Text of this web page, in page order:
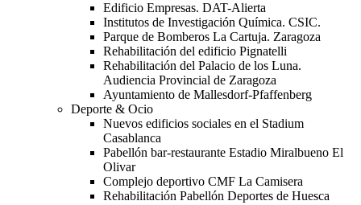
Edificio Empresas. DAT-Alierta
Institutos de Investigación Química. CSIC.
Parque de Bomberos La Cartuja. Zaragoza
Rehabilitación del edificio Pignatelli
Rehabilitación del Palacio de los Luna.
Audiencia Provincial de Zaragoza
Ayuntamiento de Mallesdorf-Pfaffenberg
Deporte & Ocio
Nuevos edificios sociales en el Stadium
Casablanca
Pabellón bar-restaurante Estadio Miralbueno El
Olivar
Complejo deportivo CMF La Camisera
Rehabilitación Pabellón Deportes de Huesca